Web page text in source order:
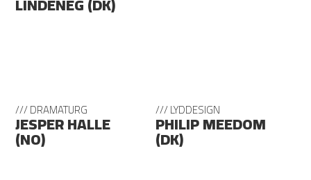
/// DRAMATURG
JESPER HALLE
(NO)
/// LYDDESIGN
PHILIP MEEDOM
(DK)